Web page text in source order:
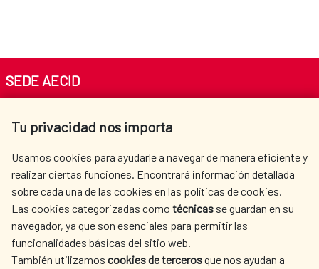
Tu privacidad nos importa
Usamos cookies para ayudarle a navegar de manera eficiente y
realizar ciertas funciones. Encontrará información detallada
sobre cada una de las cookies en las políticas de cookies.
Las cookies categorizadas como técnicas se guardan en su
navegador, ya que son esenciales para permitir las
funcionalidades básicas del sitio web.
También utilizamos cookies de tercerosque nos ayudan a
SEDE AECID
Tel. +34 900 20 30 54​​​​​​​
AECID
WHERE DO WE COOPERATE?
SPANISH HUMANITARIAN
ACTION
PRESS ROOM
CULTURE AND SCIENCE LIBRARY